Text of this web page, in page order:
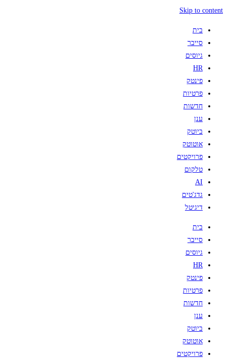
Skip to content
בית
סייבר
גיוסים
HR
פינטק
פרטיות
חדשות
ענן
ביוטק
אוטוטק
פרויקטים
טלקום
AI
גדג'טים
דיגיטל
בית
סייבר
גיוסים
HR
פינטק
פרטיות
חדשות
ענן
ביוטק
אוטוטק
פרויקטים